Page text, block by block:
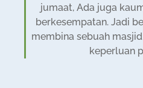
jumaat, Ada juga
berkesempatan. Jadi
membina sebuah
keperluan